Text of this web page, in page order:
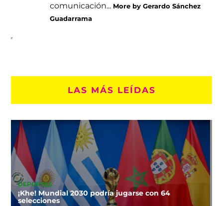
comunicación... More by Gerardo Sánchez
Guadarrama
LAS MÁS LEÍDAS
DEPORTES
¡Khe! Mundial 2030 podría jugarse con 64
selecciones